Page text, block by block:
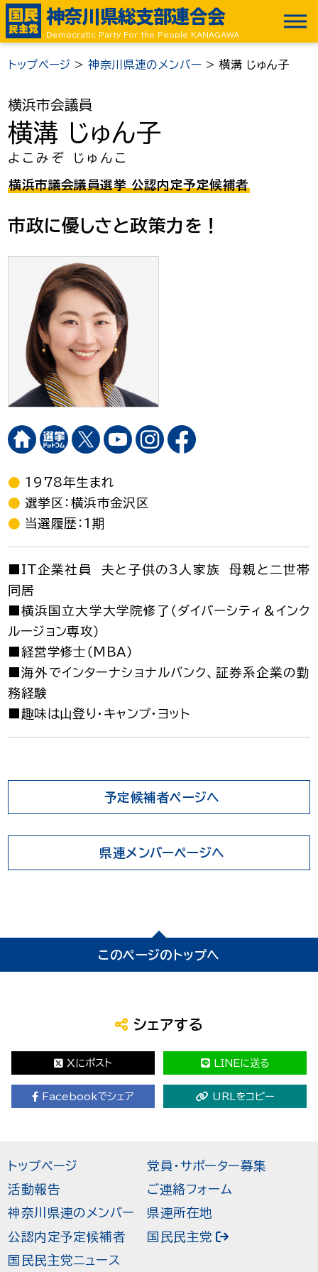
神奈川県総支部連合会
Democratic Party For the People KANAGAWA
トップページ >神奈川県連のメンバー > 横溝 じゅん子
横浜市会議員
横溝 じゅん子
よこみぞ じゅんこ
横浜市議会議員選挙 公認内定予定候補者
市政に優しさと政策力を！
1978年生まれ
選挙区：横浜市金沢区
当選履歴：1期
■IT企業社員 夫と子供の3人家族 母親と二世帯
同居
■横浜国立大学大学院修了（ダイバーシティ＆インク
ルージョン専攻）
■経営学修士（MBA）
■海外でインターナショナルバンク、証券系企業の勤
務経験
■趣味は山登り・キャンプ・ヨット
予定候補者ページへ
県連メンバーページへ
このページのトップへ
シェアする
Xにポスト LINEに送る
Facebookでシェア URLをコピー
トップページ
活動報告
神奈川県連のメンバー
公認内定予定候補者
国民民主党ニュース
党員・サポーター募集
ご連絡フォーム
県連所在地
国民民主党